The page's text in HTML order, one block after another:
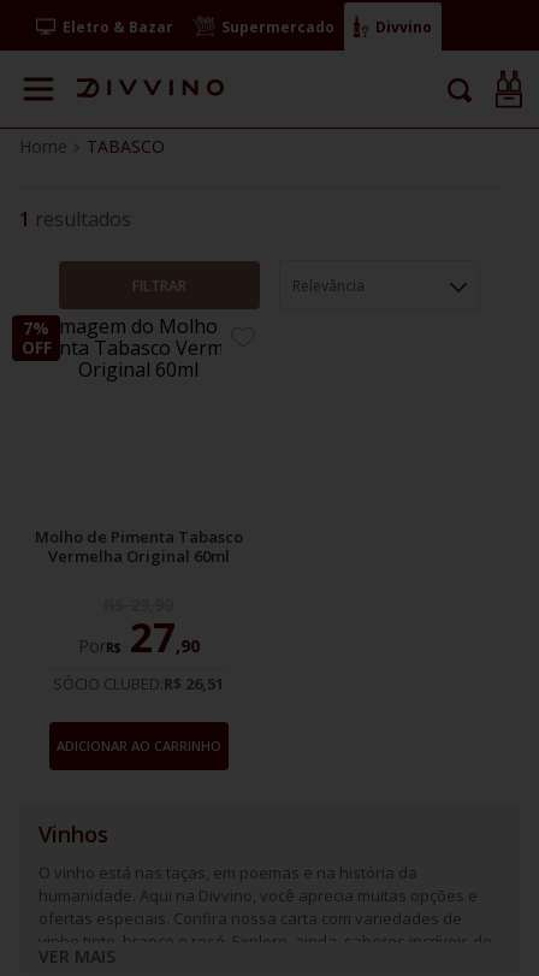
Eletro & Bazar Supermercado Divvino
TABASCO
1
FILTRAR Relevância
7%
OFF
Molho de Pimenta Tabasco
Vermelha Original 60ml
PorR$ 27,90
SÓCIO CLUBED:R$ 26,51
ADICIONAR AO CARRINHO
Vinhos
O vinho está nas taças, em poemas e na história da
humanidade. Aqui na Divvino, você aprecia muitas opções e
ofertas especiais. Confira nossa carta com variedades de
vinho tinto, branco e rosé. Explore, ainda, sabores incríveis de
espumantes e frisantes.
VER MAIS